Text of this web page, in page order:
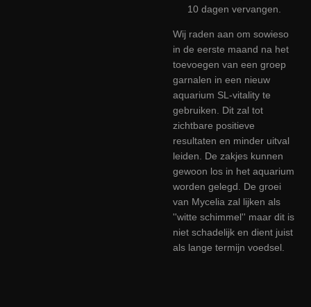
10 dagen vervangen.
Wij raden aan om sowieso
in de eerste maand na het
toevoegen van een groep
garnalen in een nieuw
aquarium SL-vitality te
gebruiken. Dit zal tot
zichtbare positieve
resultaten en minder uitval
leiden. De zakjes kunnen
gewoon los in het aquarium
worden gelegd. De groei
van Mycelia zal lijken als
''witte schimmel'' maar dit is
niet schadelijk en dient juist
als lange termijn voedsel.